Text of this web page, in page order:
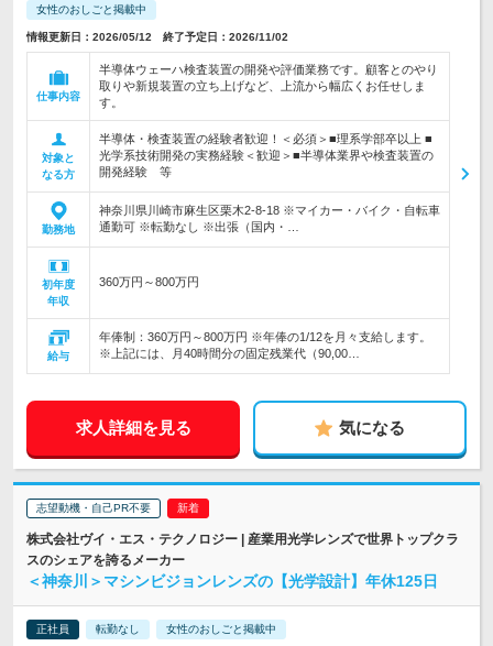
女性のおしごと掲載中
情報更新日：2026/05/12 終了予定日：2026/11/02
仕事内容
半導体ウェーハ検査装置の開発や評価業務です。顧客とのやり
取りや新規装置の立ち上げなど、上流から幅広くお任せしま
す。
対象と
なる方
半導体・検査装置の経験者歓迎！＜必須＞■理系学部卒以上 ■
光学系技術開発の実務経験＜歓迎＞■半導体業界や検査装置の
開発経験 等
勤務地
神奈川県川崎市麻生区栗木2-8-18 ※マイカー・バイク・自転車
通勤可 ※転勤なし ※出張（国内・…
初年度
年収
360万円～800万円
給与
年俸制：360万円～800万円 ※年俸の1/12を月々支給します。
※上記には、月40時間分の固定残業代（90,00…
求人詳細を見る 気になる
志望動機・自己PR不要
株式会社ヴイ・エス・テクノロジー | 産業用光学レンズで世界トップクラ
スのシェアを誇るメーカー
＜神奈川＞マシンビジョンレンズの【光学設計】年休125日
正社員 転勤なし 女性のおしごと掲載中